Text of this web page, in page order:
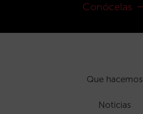
Conócelas
Que hacemos
Noticias